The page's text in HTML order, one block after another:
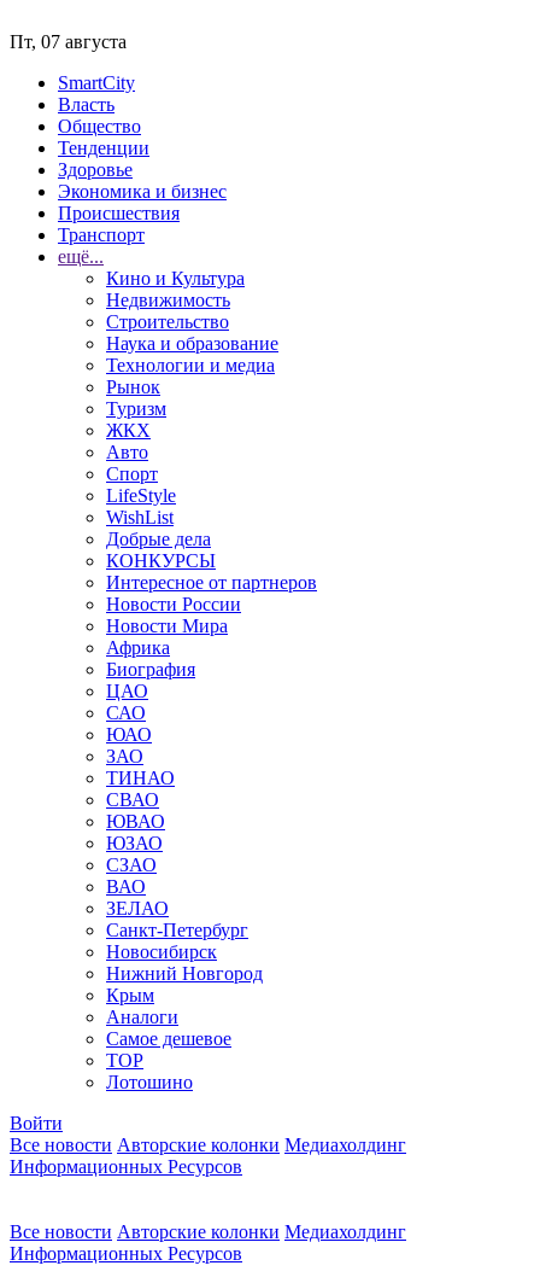
Пт, 07 августа
SmartCity
Власть
Общество
Тенденции
Здоровье
Экономика и бизнес
Происшествия
Транспорт
ещё...
Кино и Культура
Недвижимость
Строительство
Наука и образование
Технологии и медиа
Рынок
Туризм
ЖКХ
Авто
Спорт
LifeStyle
WishList
Добрые дела
КОНКУРСЫ
Интересное от партнеров
Новости России
Новости Мира
Африка
Биография
ЦАО
САО
ЮАО
ЗАО
ТИНАО
СВАО
ЮВАО
ЮЗАО
СЗАО
ВАО
ЗЕЛАО
Санкт-Петербург
Новосибирск
Нижний Новгород
Крым
Аналоги
Самое дешевое
TOP
Лотошино
Войти
Все новости Авторские колонки Медиахолдинг
Информационных Ресурсов
Все новости Авторские колонки Медиахолдинг
Информационных Ресурсов